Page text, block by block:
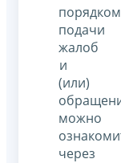
порядком
подачи
жалоб
и
(или)
можно
через